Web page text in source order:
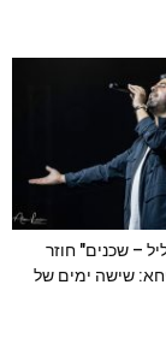
– שכנים" חוזר
שישה ימים של